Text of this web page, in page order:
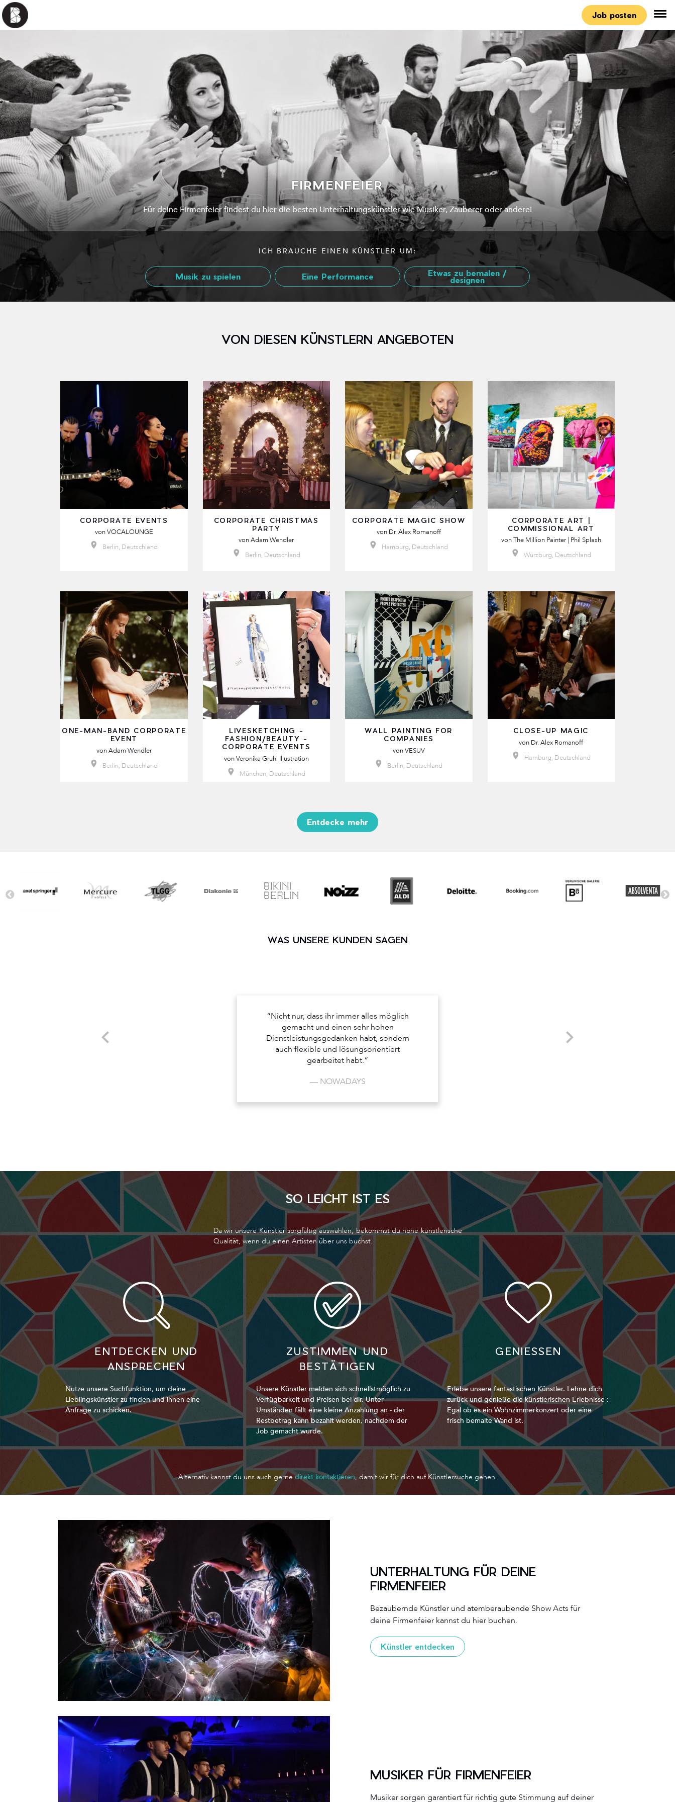
Job posten
FIRMENFEIER
Für deine Firmenfeier findest du hier die besten Unterhaltungskünstler wie Musiker, Zauberer oder andere!
ICH BRAUCHE EINEN KÜNSTLER UM:
Musik zu spielen Eine Performance Etwas zu bemalen /
designen
VON DIESEN KÜNSTLERN ANGEBOTEN
CORPORATE EVENTS
vonVOCALOUNGE
Berlin, Deutschland
CORPORATE CHRISTMAS
PARTY
vonAdam Wendler
Berlin, Deutschland
CORPORATE MAGIC SHOW
von Dr. Alex Romanoff
Hamburg, Deutschland
CORPORATE ART |
COMMISSIONAL ART
vonThe Million Painter | Phil Splash
Würzburg, Deutschland
ONE-MAN-BAND CORPORATE
EVENT
vonAdam Wendler
Berlin, Deutschland
LIVESKETCHING -
FASHION/BEAUTY -
CORPORATE EVENTS
vonVeronika Gruhl Illustration
München, Deutschland
WALL PAINTING FOR
COMPANIES
vonVESUV
Berlin, Deutschland
CLOSE-UP MAGIC
von Dr. Alex Romanoff
Hamburg, Deutschland
Entdecke mehr
WAS UNSERE KUNDEN SAGEN
“Nicht nur, dass ihr immer alles möglich
gemacht und einen sehr hohen
Dienstleistungsgedanken habt, sondern
auch flexible und lösungsorientiert
gearbeitet habt.”
— NOWADAYS
SO LEICHT IST ES
Da wir unsere Künstler sorgfältig auswählen, bekommst du hohe künstlerische
Qualität, wenn du einen Artisten über uns buchst.
ENTDECKEN UND
ANSPRECHEN
Nutze unsere Suchfunktion, um deine
Lieblingskünstler zu finden und ihnen eine
Anfrage zu schicken.
ZUSTIMMEN UND
BESTÄTIGEN
Unsere Künstler melden sich schnellstmöglich zu
Verfügbarkeit und Preisen bei dir. Unter
Umständen fällt eine kleine Anzahlung an - der
Restbetrag kann bezahlt werden, nachdem der
Job gemacht wurde.
GENIESSEN
Erlebe unsere fantastischen Künstler. Lehne dich
zurück und genieße die künstlerischen Erlebnisse :
Egal ob es ein Wohnzimmerkonzert oder eine
frisch bemalte Wand ist.
Alternativ kannst du uns auch gernedirekt kontaktieren, damit wir für dich auf Künstlersuche gehen.
UNTERHALTUNG FÜR DEINE
FIRMENFEIER
Bezaubernde Künstler und atemberaubende Show Acts für
deine Firmenfeier kannst du hier buchen.
Künstler entdecken
MUSIKER FÜR FIRMENFEIER
Musiker sorgen garantiert für richtig gute Stimmung auf deiner